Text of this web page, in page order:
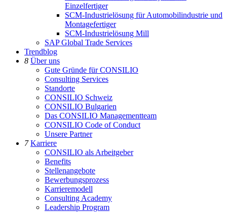
Einzelfertiger
SCM-Industrielösung für Automobilindustrie und
Montagefertiger
SCM-Industrielösung Mill
SAP Global Trade Services
Trendblog
8 Über uns
Gute Gründe für CONSILIO
Consulting Services
Standorte
CONSILIO Schweiz
CONSILIO Bulgarien
Das CONSILIO Managementteam
CONSILIO Code of Conduct
Unsere Partner
7Karriere
CONSILIO als Arbeitgeber
Benefits
Stellenangebote
Bewerbungsprozess
Karrieremodell
Consulting Academy
Leadership Program